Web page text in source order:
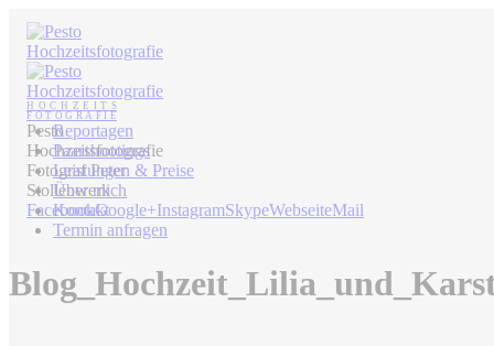
Pesto
Hochzeitsfotografie
Fotograf Peter
Stollenwerk
FacebookGoogle+InstagramSkypeWebseiteMail
Reportagen
Paarshootings
Leistungen & Preise
Über mich
Kontakt
Termin anfragen